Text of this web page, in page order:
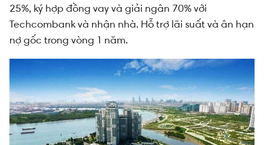
25%, ký hợp đồng vay và giải ngân 70% với
Techcombank và nhận nhà. Hỗ trợ lãi suất và ân hạn
nợ gốc trong vòng 1 năm.